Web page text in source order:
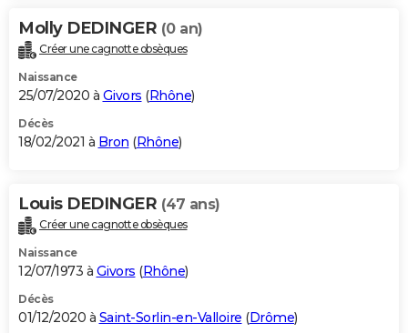
Molly DEDINGER (0 an)
Créer une cagnotte obsèques
Naissance
25/07/2020 à Givors (Rhône)
Décès
18/02/2021 à Bron (Rhône)
Louis DEDINGER (47 ans)
Créer une cagnotte obsèques
Naissance
12/07/1973 à Givors (Rhône)
Décès
01/12/2020 à Saint-Sorlin-en-Valloire (Drôme)